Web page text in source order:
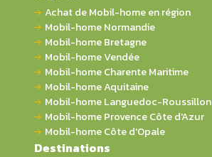
Achat de Mobil-home en région
Mobil-home Normandie
Mobil-home Bretagne
Mobil-home Vendée
Mobil-home Charente Maritime
Mobil-home Aquitaine
Mobil-home Languedoc-Roussillon
Mobil-home Provence Côte d'Azur
Mobil-home Côte d'Opale
Destinations